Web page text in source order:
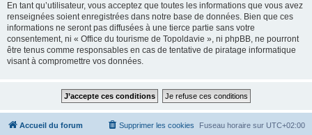
En tant qu’utilisateur, vous acceptez que toutes les informations que vous avez
renseignées soient enregistrées dans notre base de données. Bien que ces
informations ne seront pas diffusées à une tierce partie sans votre
consentement, ni « Office du tourisme de Topoldavie », ni phpBB, ne pourront
être tenus comme responsables en cas de tentative de piratage informatique
visant à compromettre vos données.
Accueil du forum Fuseau horaire sur UTC+02:00
Supprimer les cookies